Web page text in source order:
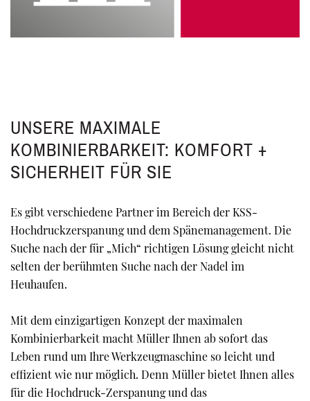
UNSERE MAXIMALE
KOMBINIERBARKEIT: KOMFORT +
SICHERHEIT FÜR SIE
Es gibt verschiedene Partner im Bereich der KSS-
Hochdruckzerspanung und dem Spänemanagement. Die
Suche nach der für „Mich“ richtigen Lösung gleicht nicht
selten der berühmten Suche nach der Nadel im
Heuhaufen.
Mit dem einzigartigen Konzept der maximalen
Kombinierbarkeit macht Müller Ihnen ab sofort das
Leben rund um Ihre Werkzeugmaschine so leicht und
effizient wie nur möglich. Denn Müller bietet Ihnen alles
für die Hochdruck-Zerspanung und das